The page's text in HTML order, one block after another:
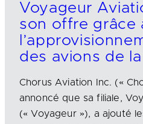
Voyageur
son offre grâce
des avions de
Chorus Aviation Inc. («
annoncé que sa filiale,
(« Voyageur »), a ajouté